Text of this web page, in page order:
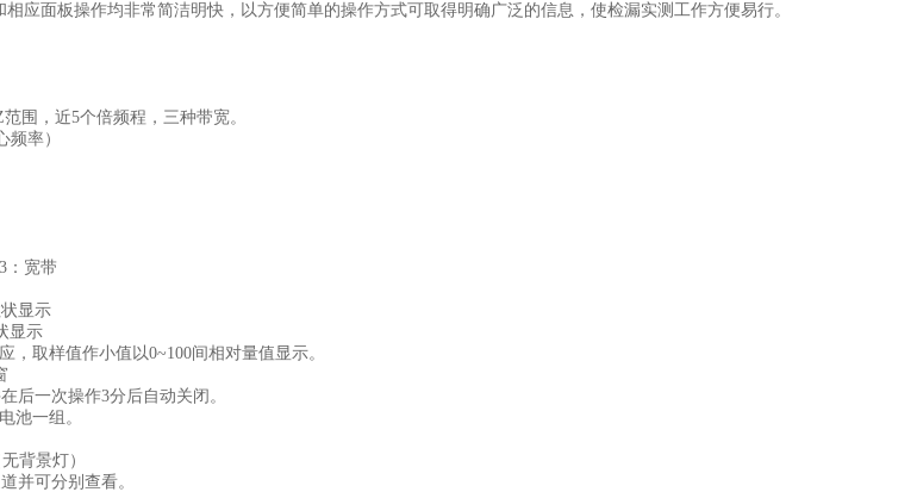
应面板操作均非常简洁明快，以方便简单的操作方式可取得明确广泛的信息，使检漏实测工作方便易行。
，近5个倍频程，三种带宽。
率）
宽带
示
示
取样值作小值以0~100间相对量值显示。
一次操作3分后自动关闭。
一组。
景灯）
可分别查看。